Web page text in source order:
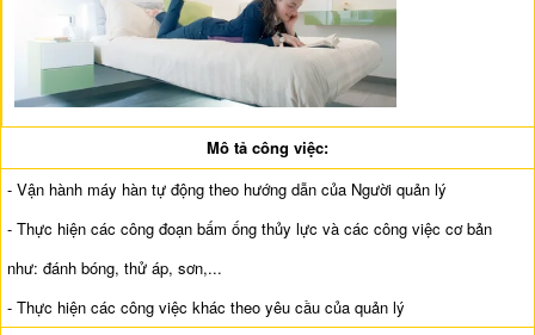
Mô tả công việc:
- Vận hành máy hàn tự động theo hướng dẫn của Người quản lý
- Thực hiện các công đoạn bấm ống thủy lực và các công việc cơ bản
như: đánh bóng, thử áp, sơn,...
- Thực hiện các công việc khác theo yêu cầu của quản lý